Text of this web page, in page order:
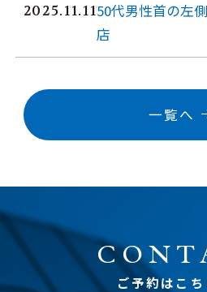
2025.11.1150代男性首の左
店
一覧へ
ご予約はこち